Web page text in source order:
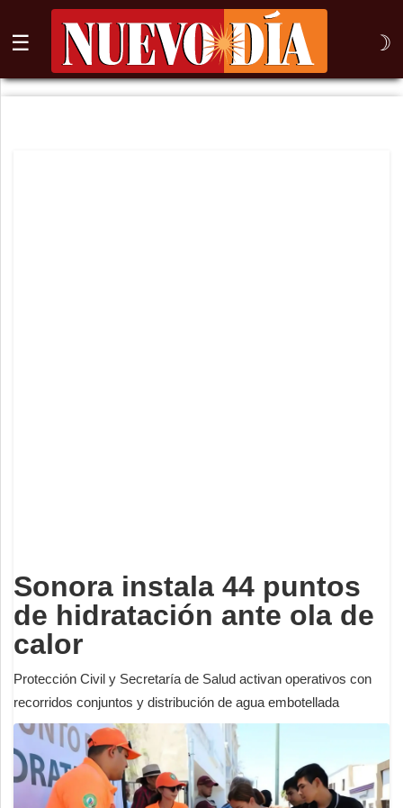
☰ ☽
⌕
Sonora instala 44 puntos
de hidratación ante ola de
calor
Protección Civil y Secretaría de Salud activan operativos con
recorridos conjuntos y distribución de agua embotellada